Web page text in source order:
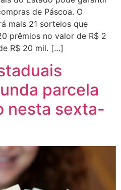
de Páscoa. O
mais 21 sorteios que
prêmios no valor de R$ 2
R$ 20 mil. […]
parcela
nesta sexta-